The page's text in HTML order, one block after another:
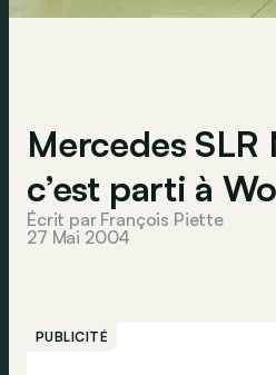
Mercedes SLR
c’est parti à
Écrit par François Piette
27 Mai 2004
PUBLICITÉ